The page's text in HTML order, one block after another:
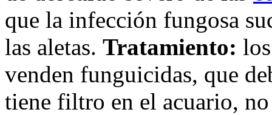
que la infección fungosa
las aletas. Tratamiento:
venden funguicidas, que
tiene filtro en el acuario,